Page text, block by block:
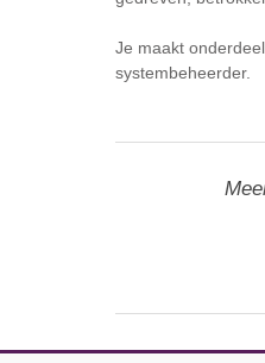
Je maakt
systembeheerder.